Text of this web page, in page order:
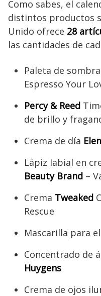
Como sabes, el
distintos productos
Unido ofrece 28
las cantidades de
Paleta de
Espresso Your
Percy & Reed
de brillo y
Crema de día
Lápiz labial en
Beauty Brand –
Crema Tweaked
Rescue
Mascarilla para
Concentrado de
Huygens
Crema de ojos